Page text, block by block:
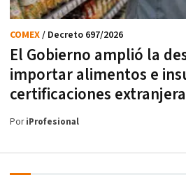
El Gobierno amplió la
importar alimentos e
certificaciones
COMEX/ Decreto 697/2026
PoriProfesional